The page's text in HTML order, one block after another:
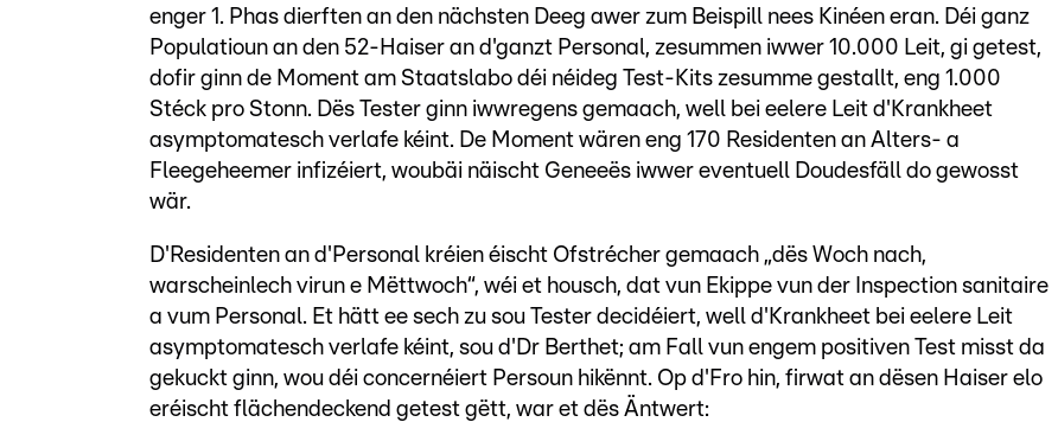
enger 1. Phas dierften an den nächsten Deeg awer zum Beispill nees Kinéen eran. Déi ganz
Populatioun an den 52-Haiser an d'ganzt Personal, zesummen iwwer 10.000 Leit, gi getest,
dofir ginn de Moment am Staatslabo déi néideg Test-Kits zesumme gestallt, eng 1.000
Stéck pro Stonn. Dës Tester ginn iwwregens gemaach, well bei eelere Leit d'Krankheet
asymptomatesch verlafe kéint. De Moment wären eng 170 Residenten an Alters- a
Fleegeheemer infizéiert, woubäi näischt Geneeës iwwer eventuell Doudesfäll do gewosst
wär.
D'Residenten an d'Personal kréien éischt Ofstrécher gemaach „dës Woch nach,
warscheinlech virun e Mëttwoch“, wéi et housch, dat vun Ekippe vun der Inspection sanitaire
a vum Personal. Et hätt ee sech zu sou Tester decidéiert, well d'Krankheet bei eelere Leit
asymptomatesch verlafe kéint, sou d'Dr Berthet; am Fall vun engem positiven Test misst da
gekuckt ginn, wou déi concernéiert Persoun hikënnt. Op d'Fro hin, firwat an dësen Haiser elo
eréischt flächendeckend getest gëtt, war et dës Äntwert: